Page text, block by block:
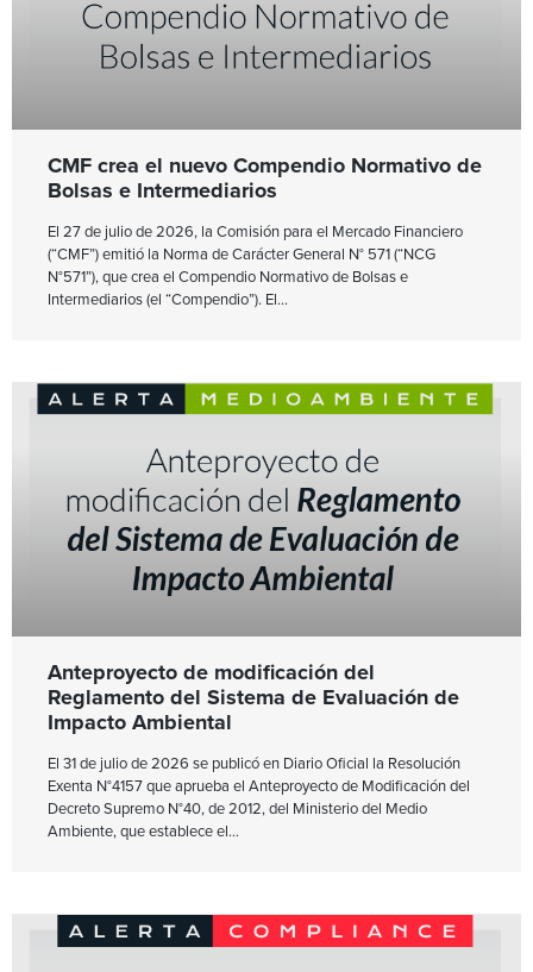
CMF crea el nuevo Compendio Normativo de
Bolsas e Intermediarios
El 27 de julio de 2026, la Comisión para el Mercado Financiero
(“CMF”) emitió la Norma de Carácter General N° 571 (“NCG
N°571”), que crea el Compendio Normativo de Bolsas e
Intermediarios (el “Compendio”). El
Anteproyecto de modificación del
Reglamento del Sistema de Evaluación de
Impacto Ambiental
El 31 de julio de 2026 se publicó en Diario Oficial la Resolución
Exenta N°4157 que aprueba el Anteproyecto de Modificación del
Decreto Supremo N°40, de 2012, del Ministerio del Medio
Ambiente, que establece el